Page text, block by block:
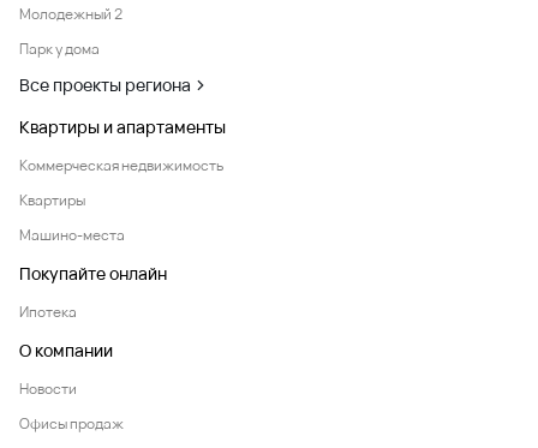
Молодежный 2
Парк у дома
Все проекты региона
Квартиры и апартаменты
Коммерческая недвижимость
Квартиры
Машино-места
Покупайте онлайн
Ипотека
О компании
Новости
Офисы продаж